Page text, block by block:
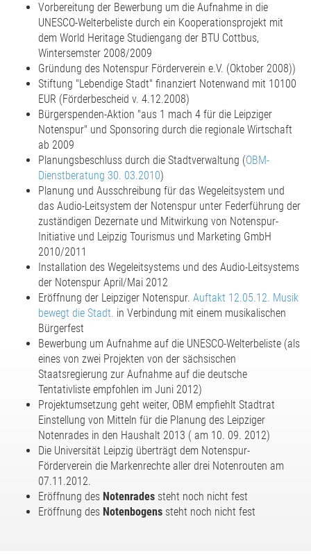
Vorbereitung der Bewerbung um die Aufnahme in die
UNESCO-Welterbeliste durch ein Kooperationsprojekt mit
dem World Heritage Studiengang der BTU Cottbus,
Wintersemster 2008/2009
Gründung des Notenspur Förderverein e.V. (Oktober 2008))
Stiftung "Lebendige Stadt" finanziert Notenwand mit 10100
EUR (Förderbescheid v. 4.12.2008)
Bürgerspenden-Aktion "aus 1 mach 4 für die Leipziger
Notenspur" und Sponsoring durch die regionale Wirtschaft
ab 2009
Planungsbeschluss durch die Stadtverwaltung (OBM-
Dienstberatung 30. 03.2010)
Planung und Ausschreibung für das Wegeleitsystem und
das Audio-Leitsystem der Notenspur unter Federführung der
zuständigen Dezernate und Mitwirkung von Notenspur-
Initiative und Leipzig Tourismus und Marketing GmbH
2010/2011
Installation des Wegeleitsystems und des Audio-Leitsystems
der Notenspur April/Mai 2012
Eröffnung der Leipziger Notenspur. Auftakt 12.05.12. Musik
bewegt die Stadt. in Verbindung mit einem musikalischen
Bürgerfest
Bewerbung um Aufnahme auf die UNESCO-Welterbeliste (als
eines von zwei Projekten von der sächsischen
Staatsregierung zur Aufnahme auf die deutsche
Tentativliste empfohlen im Juni 2012)
Projektumsetzung geht weiter, OBM empfiehlt Stadtrat
Einstellung von Mitteln für die Planung des Leipziger
Notenrades in den Haushalt 2013 ( am 10. 09. 2012)
Die Universität Leipzig überträgt dem Notenspur-
Förderverein die Markenrechte aller drei Notenrouten am
07.11.2012.
Eröffnung des Notenrades steht noch nicht fest
Eröffnung des Notenbogens steht noch nicht fest